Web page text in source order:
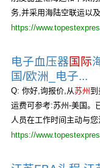
务,并采用海陆空联运以
https://
电子血压器国际
国/欧洲_电子...
Q: 你好,询报价,从苏州
运费可参考:苏州-美国。
人员在工作时间主动与
https://